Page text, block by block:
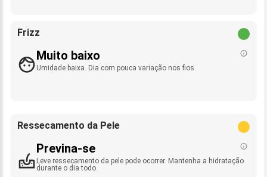
Frizz
Muito baixo
Umidade baixa. Dia com pouca variação nos fios.
Ressecamento da Pele
Previna-se
Leve ressecamento da pele pode ocorrer. Mantenha a hidratação
durante o dia todo.